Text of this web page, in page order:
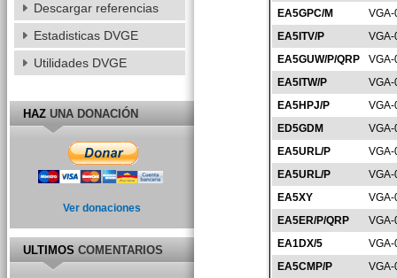
EA5GPC/M
EA5ITV/P
EA5GUW/P/QRP
EA5ITW/P
EA5HPJ/P
ED5GDM
EA5URL/P
EA5URL/P
EA5XY
EA5ER/P/QRP
EA1DX/5
EA5CMP/P
Descargar referencias
Estadisticas DVGE
Utilidades DVGE
HAZUNA DONACIÓN
Ver donaciones
ULTIMOSCOMENTARIOS